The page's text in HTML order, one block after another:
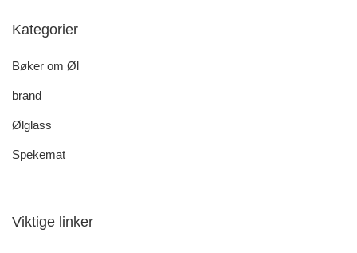
Kategorier
Bøker om Øl
brand
Ølglass
Spekemat
Viktige linker